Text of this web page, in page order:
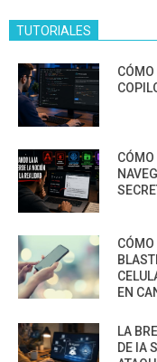
TUTORIALES
CÓMO
EN
LA
DE IA